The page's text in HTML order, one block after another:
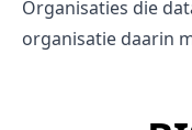
Organisaties die
organisatie daarin